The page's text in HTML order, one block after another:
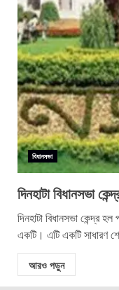
বিধানসভা
দিনহাটা বিধানসভা
দিনহাটা বিধানসভা কেন্দ্র
একটি। এটি একটি সাধারণ
আরও পড়ুন